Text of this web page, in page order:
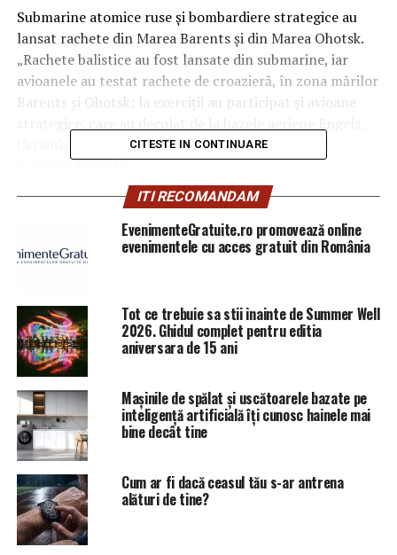
Submarine atomice ruse şi bombardiere strategice au
lansat rachete din Marea Barents şi din Marea Ohotsk.
„Rachete balistice au fost lansate din submarine, iar
avioanele au testat rachete de croazieră, în zona mărilor
Barents şi Ohotsk; la exerciţii au participat şi avioane
Ukrainka şi Şaikovka”, transmite Ministerul rus al
Apărării. Mediafax
ARTICOLE PE ACEIASI TEMA: PRIMA
EXCLUSIV Primele impozite mărite cu 500%. Regii
Sibiul de AZI
NU RATATI
Inedit! Concediu pentru cei care care divorțează | Sibiul
de AZI
CITESTE IN CONTINUARE
ITI RECOMANDAM
EvenimenteGratuite.ro promovează online
evenimentele cu acces gratuit din România
Tot ce trebuie sa stii inainte de Summer Well
2026. Ghidul complet pentru editia
aniversara de 15 ani
Mașinile de spălat și uscătoarele bazate pe
inteligență artificială îți cunosc hainele mai
bine decât tine
Cum ar fi dacă ceasul tău s-ar antrena
alături de tine?